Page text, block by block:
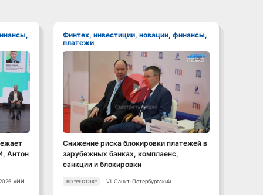
Антон
«ИИ +
Финтех, инвестиции, новации, финансы,
платежи
Смотреть видео
Снижение риска блокировки платежей в
зарубежных банках, комплаенс,
санкции и блокировки
ВО "РЕСТЭК"
VII Санкт-Петербургский